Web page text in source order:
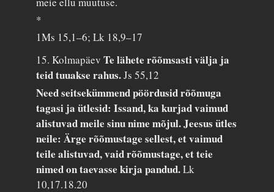
*
1Ms 15,1–6; Lk 18,9–17
15. KolmapäevTe lähete rõõmsasti välja ja
teid tuuakse rahus.Js 55,12
Need seitsekümmend pöördusid rõõmuga
tagasi ja ütlesid: Issand, ka kurjad vaimud
alistuvad meile sinu nime mõjul. Jeesus ütles
neile: Ärge rõõmustage sellest, et vaimud
teile alistuvad, vaid rõõmustage, et teie
nimed on taevasse kirja pandud.Lk
10,17.18.20